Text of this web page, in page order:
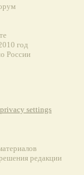
год
России
settings
редакции